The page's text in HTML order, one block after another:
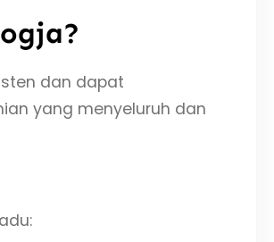
dan dapat
yang menyeluruh dan